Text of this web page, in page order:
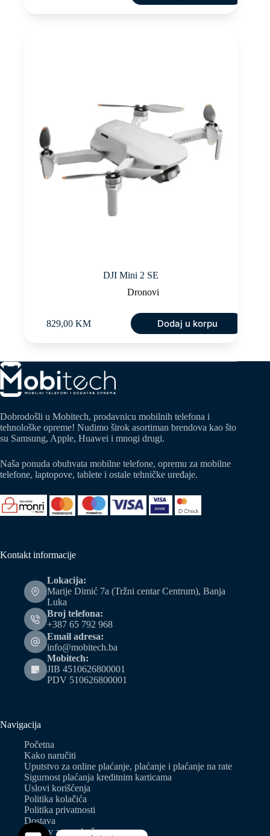
DJI Mini 2 SE
Dronovi
829,00 KM Dodaj u korpu
Dobrodošli u Mobitech, prodavnicu mobilnih telefona i
tehnološke opreme! Nudimo širok asortiman brendova kao što
su Samsung, Apple, Huawei i mnogi drugi.
Naša ponuda obuhvata mobilne telefone, opremu za mobilne
telefone, laptopove, tablete i ostale tehničke uređaje.
Kontakt informacije
Lokacija:
Marije Dimić 7a (Tržni centar Centrum), Banja
Luka
Broj telefona:
+387 65 792 968
Email adresa:
info@mobitech.ba
Mobitech:
JIB 4510626800001
PDV 510626800001
Navigacija
Početna
Kako naručiti
Uputstvo za online plaćanje, plaćanje i plaćanje na rate
Sigurnost plaćanja kreditnim karticama
Uslovi korišćenja
Politika kolačića
Politika privatnosti
Dostava
Zahtjev za predračun